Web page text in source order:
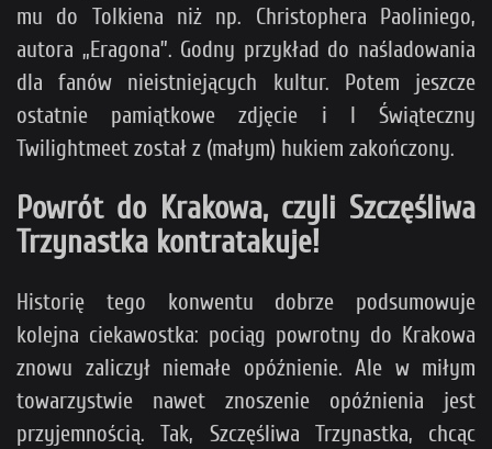
mu do Tolkiena niż np. Christophera Paoliniego,
autora „Eragona”. Godny przykład do naśladowania
dla fanów nieistniejących kultur. Potem jeszcze
ostatnie pamiątkowe zdjęcie i I Świąteczny
Twilightmeet został z (małym) hukiem zakończony.
Powrót do Krakowa, czyli Szczęśliwa
Trzynastka kontratakuje!
Historię tego konwentu dobrze podsumowuje
kolejna ciekawostka: pociąg powrotny do Krakowa
znowu zaliczył niemałe opóźnienie. Ale w miłym
towarzystwie nawet znoszenie opóźnienia jest
przyjemnością. Tak, Szczęśliwa Trzynastka, chcąc